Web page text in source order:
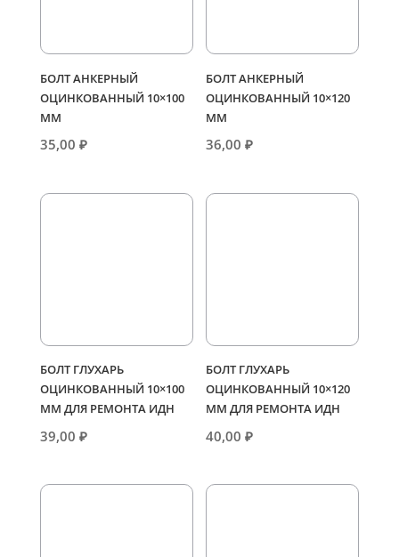
БОЛТ АНКЕРНЫЙ
ОЦИНКОВАННЫЙ 10×100
ММ
35,00 ₽
БОЛТ АНКЕРНЫЙ
ОЦИНКОВАННЫЙ 10×120
ММ
36,00₽
БОЛТ ГЛУХАРЬ
ОЦИНКОВАННЫЙ 10×100
ММ ДЛЯ РЕМОНТА ИДН
39,00 ₽
БОЛТ ГЛУХАРЬ
ОЦИНКОВАННЫЙ 10×120
ММ ДЛЯ РЕМОНТА ИДН
40,00₽